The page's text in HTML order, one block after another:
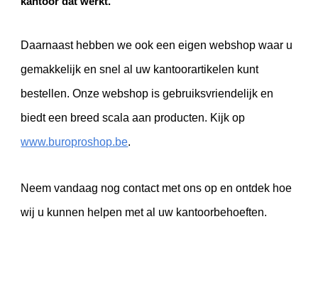
Daarnaast hebben we ook een eigen webshop waar u
gemakkelijk en snel al uw kantoorartikelen kunt
bestellen. Onze webshop is gebruiksvriendelijk en
biedt een breed scala aan producten. Kijk op
www.buroproshop.be.
Neem vandaag nog contact met ons op en ontdek hoe
wij u kunnen helpen met al uw kantoorbehoeften.